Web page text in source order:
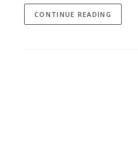
CONTINUE READING